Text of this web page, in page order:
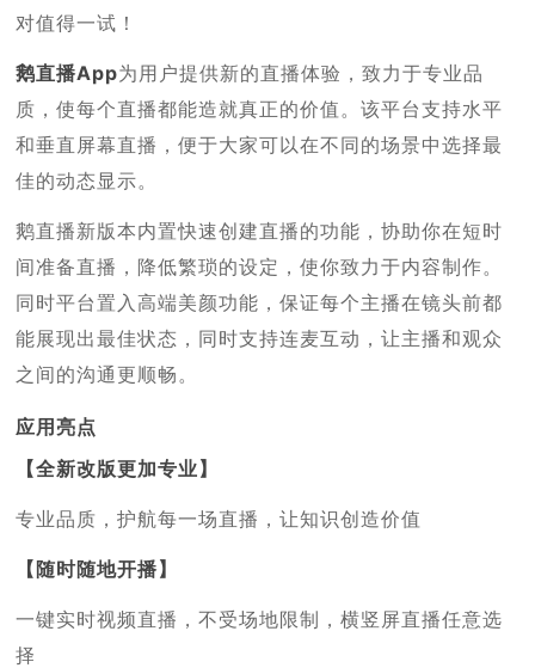
对值得一试！
鹅直播App为用户提供新的直播体验，致力于专业品
质，使每个直播都能造就真正的价值。该平台支持水平
和垂直屏幕直播，便于大家可以在不同的场景中选择最
佳的动态显示。
鹅直播新版本内置快速创建直播的功能，协助你在短时
间准备直播，降低繁琐的设定，使你致力于内容制作。
同时平台置入高端美颜功能，保证每个主播在镜头前都
能展现出最佳状态，同时支持连麦互动，让主播和观众
之间的沟通更顺畅。
应用亮点
【全新改版更加专业】
专业品质，护航每一场直播，让知识创造价值
【随时随地开播】
一键实时视频直播，不受场地限制，横竖屏直播任意选
择